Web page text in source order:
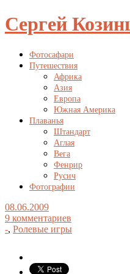
Сергей
Фотосафари
Путешествия
Африка
Азия
Европа
Южная Америка
Плаванья
Штандарт
Аглая
Вега
Фенрир
Русич
Фотографии
08.06.2009
9 комментариев
-, Ролевые игры